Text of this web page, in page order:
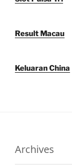
Result Macau
Keluaran China
Archives